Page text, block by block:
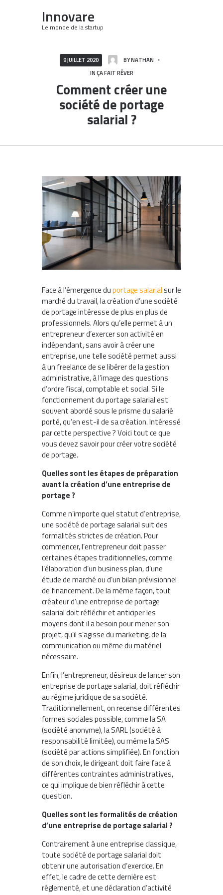
Innovare
Le monde de la startup
9 JUILLET 2020 BYNATHAN
INÇA FAIT RÊVER
Comment créer une
société de portage
salarial ?
Face à l’émergence duportage salarialsur le
marché du travail, la création d’une société
de portage intéresse de plus en plus de
professionnels. Alors qu’elle permet à un
entrepreneur d’exercer son activité en
indépendant, sans avoir à créer une
entreprise, une telle société permet aussi
à un freelance de se libérer de la gestion
administrative, à l’image des questions
d’ordre fiscal, comptable et social. Si le
fonctionnement du portage salarial est
souvent abordé sous le prisme du salarié
porté, qu’en est-il de sa création. Intéressé
par cette perspective ? Voici tout ce que
vous devez savoir pour créer votre société
de portage.
Quelles sont les étapes de préparation
avant la création d’une entreprise de
portage ?
Comme n’importe quel statut d’entreprise,
une société de portage salarial suit des
formalités strictes de création. Pour
commencer, l’entrepreneur doit passer
certaines étapes traditionnelles, comme
l’élaboration d’un business plan, d’une
étude de marché ou d’un bilan prévisionnel
de financement. De la même façon, tout
créateur d’une entreprise de portage
salarial doit réfléchir et anticiper les
moyens dont il a besoin pour mener son
projet, qu’il s’agisse du marketing, de la
communication ou même du matériel
nécessaire.
Enfin, l’entrepreneur, désireux de lancer son
entreprise de portage salarial, doit réfléchir
au régime juridique de sa société.
Traditionnellement, on recense différentes
formes sociales possible, comme la SA
(société anonyme), la SARL (société à
responsabilité limitée), ou même la SAS
(société par actions simplifiée). En fonction
de son choix, le dirigeant doit faire face à
différentes contraintes administratives,
ce qui implique de bien réfléchir à cette
question.
Quelles sont les formalités de création
d’une entreprise de portage salarial ?
Contrairement à une entreprise classique,
toute société de portage salarial doit
obtenir une autorisation d’exercice. En
effet, le cadre de cette dernière est
réglementé, et une déclaration d’activité